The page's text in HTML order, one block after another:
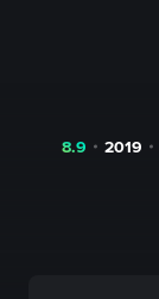
8.9 2019